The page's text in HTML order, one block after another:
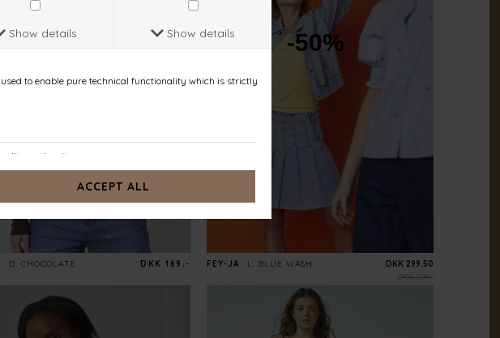
D. CHOCOLATE DKK 169.-
-50%
FEY-JA
L. BLUE WASH
DKK 599.-
DKK 299.50